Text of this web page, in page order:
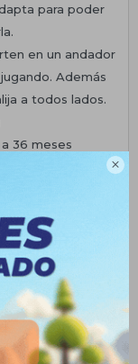

para poder
en un andador
Además
a todos lados.
36 meses